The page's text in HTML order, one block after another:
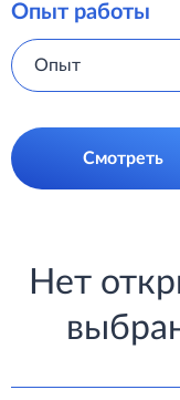
Опыт работы
Опыт
Смотреть
Нет